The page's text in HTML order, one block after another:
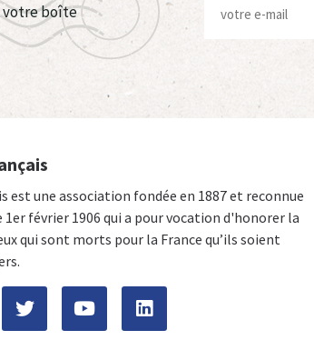
votre boîte
est une association fondée en 1887 et reconnue
février 1906 qui a pour vocation d'honorer la
qui sont morts pour la France qu’ils soient